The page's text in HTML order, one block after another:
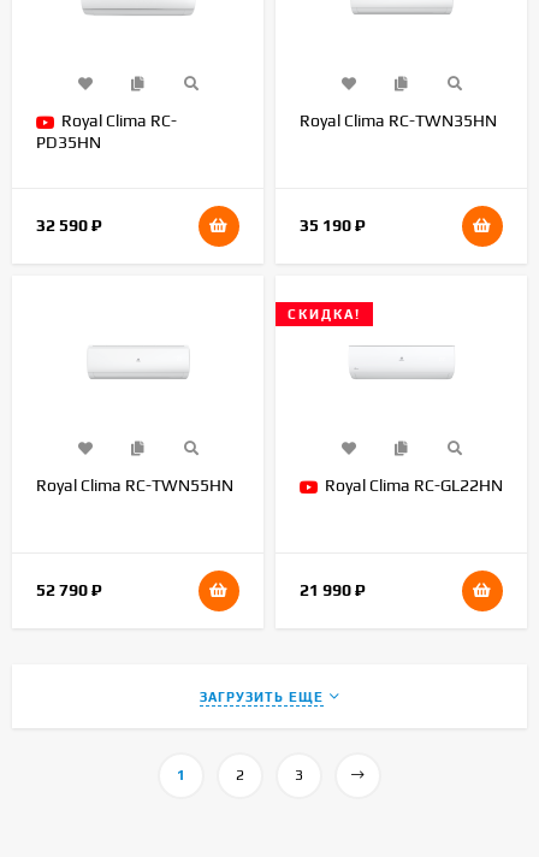
Royal Clima RC-
PD35HN
32 590₽
Royal Clima RC-TWN35HN
35 190₽
Royal Clima RC-TWN55HN
52 790₽
СКИДКА!
Royal Clima RC-GL22HN
21 990₽
ЗАГРУЗИТЬ ЕЩЕ
1 2 3